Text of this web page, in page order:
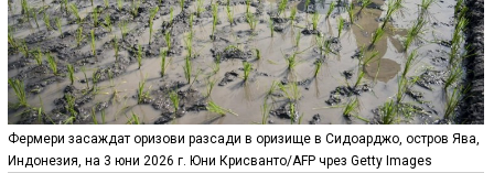
Фермери засаждат оризови разсади в оризище в Сидоарджо, остров Ява,
Индонезия, на 3 юни 2026 г. Юни Крисванто/AFP чрез Getty Images